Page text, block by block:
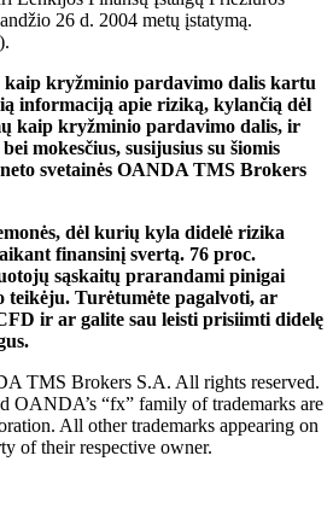
26 d. 2004 metų įstatymą.
kaip kryžminio pardavimo dalis kartu
informaciją apie riziką, kylančią dėl
kaip kryžminio pardavimo dalis, ir
mokesčius, susijusius su šiomis
svetainės OANDA TMS Brokers
dėl kurių kyla didelė rizika
finansinį svertą. 76 proc.
sąskaitų prarandami pinigai
teikėju. Turėtumėte pagalvoti, ar
ir ar galite sau leisti prisiimti didelę
TMS Brokers S.A. All rights reserved.
OANDA’s “fx” family of trademarks are
All other trademarks appearing on
of their respective owner.